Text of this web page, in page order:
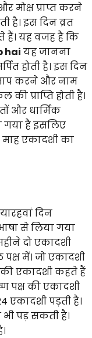
मोक्ष प्राप्त करने
है। इस दिन व्रत
हैं। यह वजह है कि
hai यह जानना
होती है। इस दिन
करने और नाम
प्राप्ति होती है।
और धार्मिक
गया है इसलिए
माह एकादशी का
दिन
से लिया गया
दो एकादशी
में। जो एकादशी
एकादशी कहते हैं
पक्ष की एकादशी
एकादशी पड़ती है।
पड़ सकती है।